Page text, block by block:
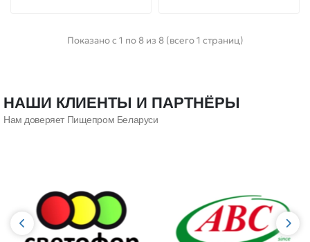
Показано с 1 по 8 из 8 (всего 1 страниц)
НАШИ КЛИЕНТЫ И ПАРТНЁРЫ
Нам доверяет Пищепром Беларуси